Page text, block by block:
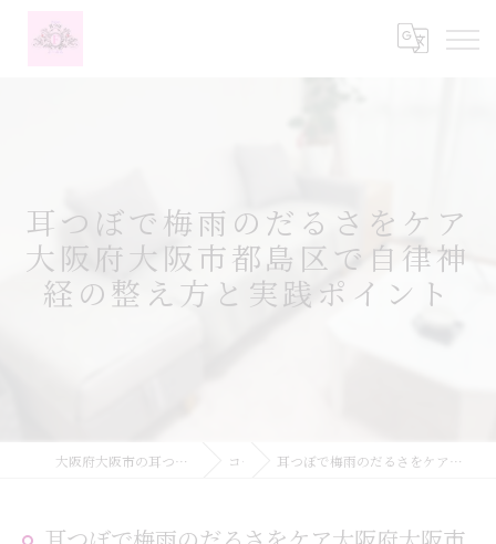
耳つぼで梅雨のだるさをケア
大阪府大阪市都島区で自律神
経の整え方と実践ポイント
大阪府大阪市の耳つぼなら耳つぼダイエットサロンふーみん コラム 耳つぼで梅雨のだるさをケア大阪府大阪市都島区で自律神経の整え方と実践ポイント